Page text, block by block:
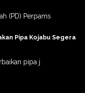
(PD) Perpams
Pipa Kojabu Segera
pipa j